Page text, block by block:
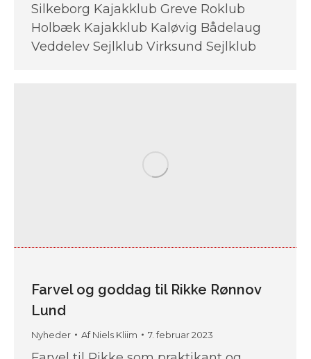
Silkeborg Kajakklub Greve Roklub
Holbæk Kajakklub Kaløvig Bådelaug
Veddelev Sejlklub Virksund Sejlklub
Farvel og goddag til Rikke Rønnov
Lund
Nyheder AfNiels Kliim 7. februar 2023